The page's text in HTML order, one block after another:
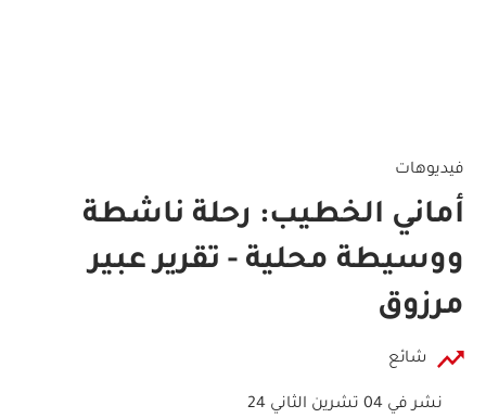
فيديوهات
أماني الخطيب: رحلة ناشطة
ووسيطة محلية - تقرير عبير
مرزوق
شائع
نشر في 04 تشرين الثاني 24